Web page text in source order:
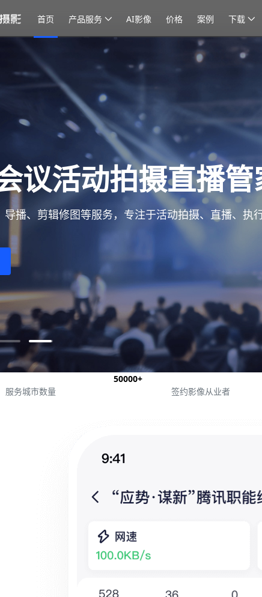
首页 产品服务 AI影像 价格 案例 下载
限量，超高性价比
忧，告别存储焦虑，以超高性价比，保证每一份精彩
服务城市数量
50000+
签约影像从业者